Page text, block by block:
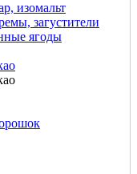
изомальт
загустители
ягоды